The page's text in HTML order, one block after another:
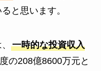
と思います。
一時的な投資収入
の208億8600万元と